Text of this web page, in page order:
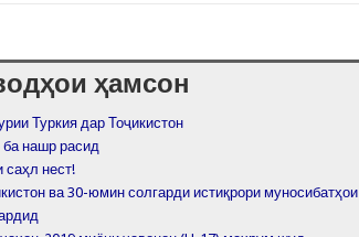
ҳамсон
Туркия дар Тоҷикистон
ба нашр расид
саҳл нест!
ва 30-юмин солгарди истиқрори муносибатҳои